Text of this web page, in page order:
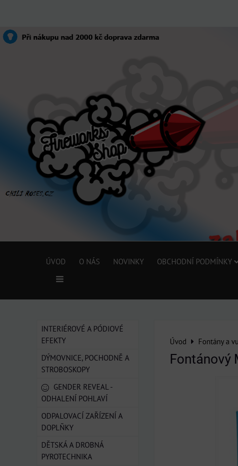
ÚVOD O NÁS NOVINKY OBCHODNÍ PODMÍNKY
Úvod Fontány a
Fontánový
INTERIÉROVÉ A PÓDIOVÉ
EFEKTY
DÝMOVNICE, POCHODNĚ A
STROBOSKOPY
GENDER REVEAL -
ODHALENÍ POHLAVÍ
ODPALOVACÍ ZAŘÍZENÍ A
DOPLŇKY
DĚTSKÁ A DROBNÁ
PYROTECHNIKA